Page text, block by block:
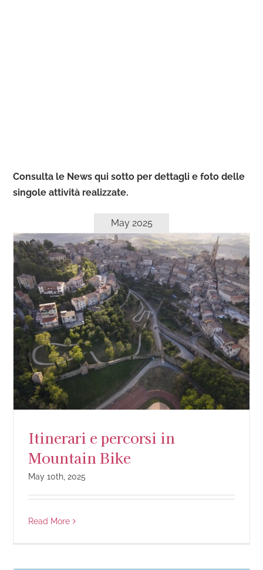
Consulta le News qui sotto per dettagli e foto delle
singole attività realizzate.
May 2025
Itinerari e percorsi in
Mountain Bike
May 10th, 2025
Read More